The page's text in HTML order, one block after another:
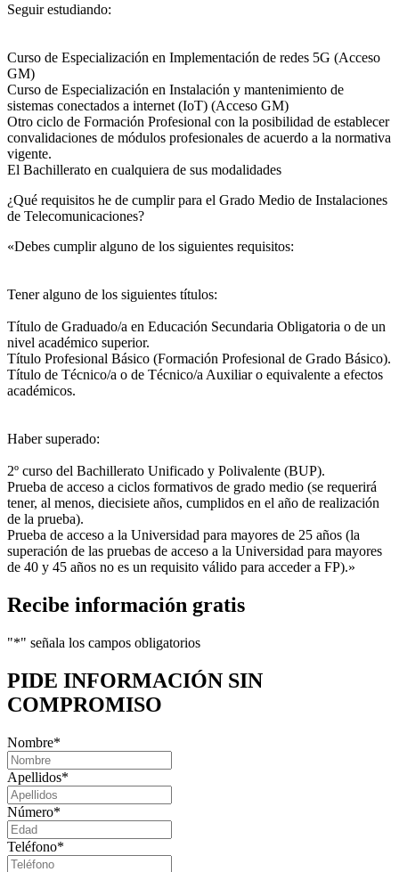
Seguir estudiando:
Curso de Especialización en Implementación de redes 5G (Acceso
GM)
Curso de Especialización en Instalación y mantenimiento de
sistemas conectados a internet (IoT) (Acceso GM)
Otro ciclo de Formación Profesional con la posibilidad de establecer
convalidaciones de módulos profesionales de acuerdo a la normativa
vigente.
El Bachillerato en cualquiera de sus modalidades
¿Qué requisitos he de cumplir para el Grado Medio de Instalaciones
de Telecomunicaciones?
«Debes cumplir alguno de los siguientes requisitos:
Tener alguno de los siguientes títulos:
Título de Graduado/a en Educación Secundaria Obligatoria o de un
nivel académico superior.
Título Profesional Básico (Formación Profesional de Grado Básico).
Título de Técnico/a o de Técnico/a Auxiliar o equivalente a efectos
académicos.
Haber superado:
2º curso del Bachillerato Unificado y Polivalente (BUP).
Prueba de acceso a ciclos formativos de grado medio (se requerirá
tener, al menos, diecisiete años, cumplidos en el año de realización
de la prueba).
Prueba de acceso a la Universidad para mayores de 25 años (la
superación de las pruebas de acceso a la Universidad para mayores
de 40 y 45 años no es un requisito válido para acceder a FP).»
Recibe información gratis
"*" señala los campos obligatorios
PIDE INFORMACIÓN SIN
COMPROMISO
Nombre*
Apellidos*
Número*
Teléfono*